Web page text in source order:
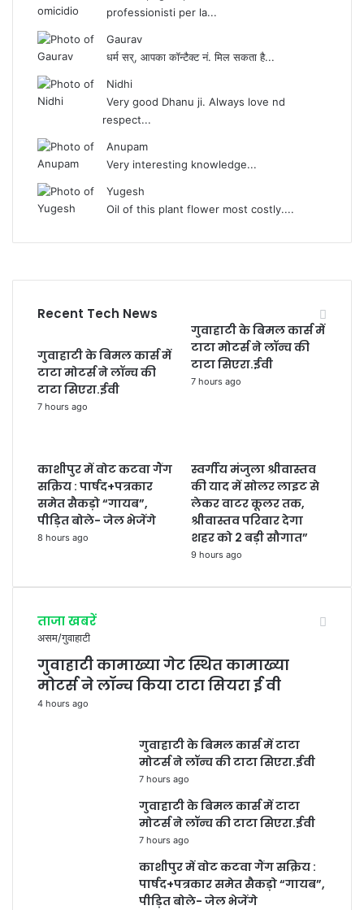
professionisti per la...
Gaurav
धर्म सर्, आपका कॉन्टैक्ट नं. मिल सकता है...
Nidhi
Very good Dhanu ji. Always love nd
respect...
Anupam
Very interesting knowledge...
Yugesh
Oil of this plant flower most costly....
Recent Tech News
गुवाहाटी के बिमल कार्स में
टाटा मोटर्स ने लॉन्च की
टाटा सिएरा.ईवी
7 hours ago
गुवाहाटी के बिमल कार्स में
टाटा मोटर्स ने लॉन्च की
टाटा सिएरा.ईवी
7 hours ago
काशीपुर में वोट कटवा गैंग
सक्रिय : पार्षद+पत्रकार
समेत सैकड़ो “गायब”,
पीड़ित बोले- जेल भेजेंगे
8 hours ago
स्वर्गीय मंजुला श्रीवास्तव
की याद में सोलर लाइट से
लेकर वाटर कूलर तक,
श्रीवास्तव परिवार देगा
शहर को 2 बड़ी सौगात”
9 hours ago
ताजा खबरें
असम/गुवाहाटी
गुवाहाटी कामाख्या गेट स्थित कामाख्या
मोटर्स ने लॉन्च किया टाटा सियरा ई वी
4 hours ago
गुवाहाटी के बिमल कार्स में टाटा
मोटर्स ने लॉन्च की टाटा सिएरा.ईवी
7 hours ago
गुवाहाटी के बिमल कार्स में टाटा
मोटर्स ने लॉन्च की टाटा सिएरा.ईवी
7 hours ago
काशीपुर में वोट कटवा गैंग सक्रिय :
पार्षद+पत्रकार समेत सैकड़ो “गायब”,
पीड़ित बोले- जेल भेजेंगे